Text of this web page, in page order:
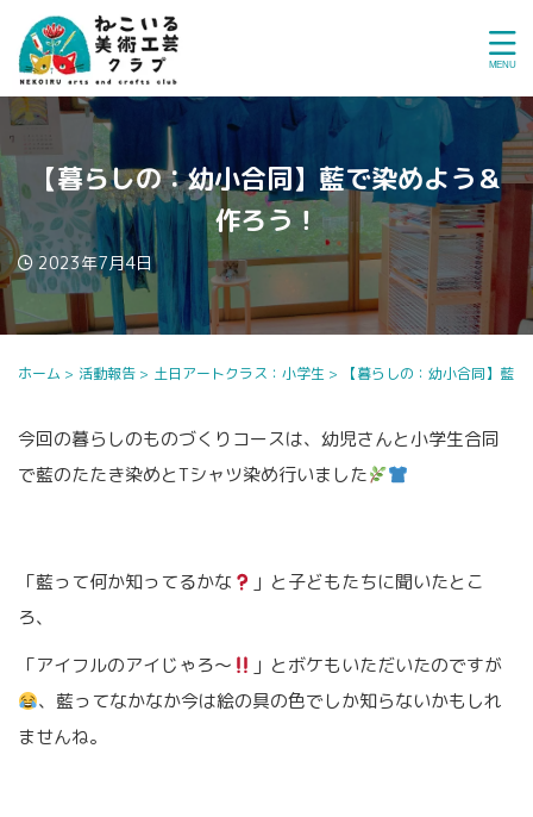
【暮らしの：幼小合同】藍で染めよう＆
作ろう！
2023年7月4日
ホーム > 活動報告 > 土日アートクラス：小学生 > 【暮らしの：幼小合同】藍
今回の暮らしのものづくりコースは、幼児さんと小学生合同
で藍のたたき染めとTシャツ染め行いました
「藍って何か知ってるかな
」と子どもたちに聞いたとこ
ろ、
「アイフルのアイじゃろ〜
」とボケもいただいたのですが
、藍ってなかなか今は絵の具の色でしか知らないかもしれ
ませんね。